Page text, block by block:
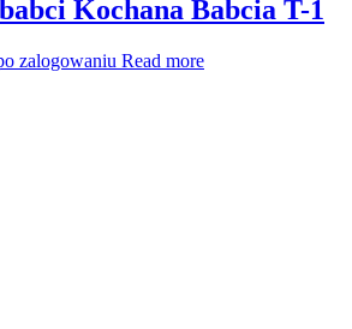
Kochana Babcia T-1
zalogowaniu Read more